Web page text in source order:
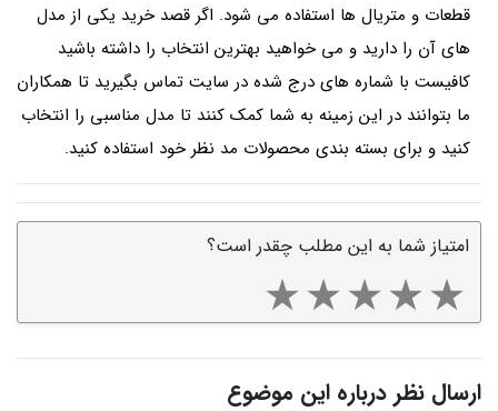
قطعات و متریال ها استفاده می شود. اگر قصد خرید یکی از مدل
های آن را دارید و می خواهید بهترین انتخاب را داشته باشید
کافیست با شماره های درج شده در سایت تماس بگیرید تا همکاران
ما بتوانند در این زمینه به شما کمک کنند تا مدل مناسبی را انتخاب
کنید و برای بسته بندی محصولات مد نظر خود استفاده کنید.
امتیاز شما به این مطلب چقدر است؟
ارسال نظر درباره این موضوع